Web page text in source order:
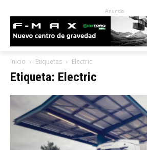
Anuncio
Inicio Etiquetas Electric
Etiqueta: Electric